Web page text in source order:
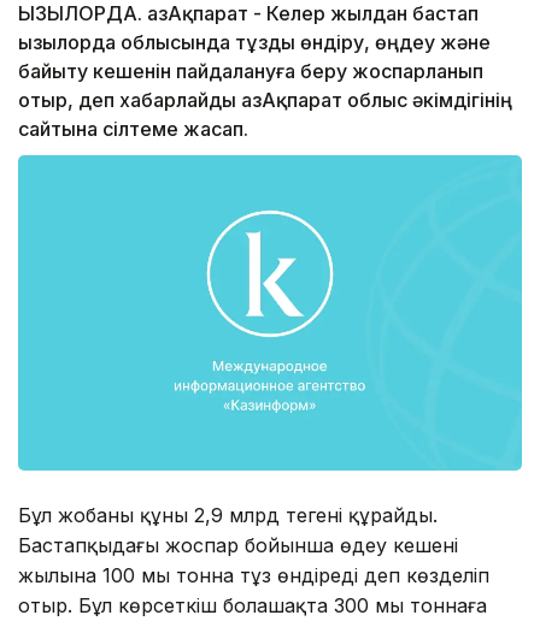
ҚЫЗЫЛОРДА. ҚазАқпарат - Келер жылдан бастап
Қызылорда облысында тұзды өндіру, өңдеу және
байыту кешенін пайдалануға беру жоспарланып
отыр, деп хабарлайды ҚазАқпарат облыс әкімдігінің
сайтына сілтеме жасап.
Бұл жобаның құны 2,9 млрд теңгені құрайды.
Бастапқыдағы жоспар бойынша өңдеу кешені
жылына 100 мың тонна тұз өндіреді деп көзделіп
отыр. Бұл көрсеткіш болашақта 300 мың тоннаға